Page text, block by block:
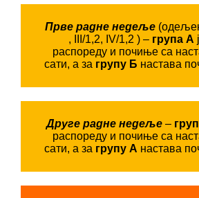
Прве радне недеље
, III/1,2, IV/1,2 ) – група А
распореду и почиње са
сати, а за групу Б настава
Друге радне недеље–
распореду и почиње са
сати, а за групу А настава